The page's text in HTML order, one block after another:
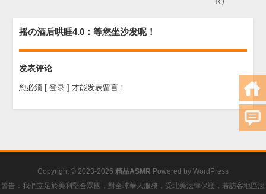
摇の酒后哄睡4.0：等您坐沙发呢！
发表评论
您必须 [ 登录 ] 才能发表留言！
Copyright © 2023-2026 精品ASMR Powered by WordPress
警告：我們立足於美利堅合眾國，對全球華人服務，受北美法律保護，若訪客地區法